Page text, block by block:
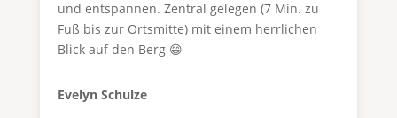
und entspannen. Zentral gelegen (7 Min. zu
Fuß bis zur Ortsmitte) mit einem herrlichen
Blick auf den Berg 😄
Evelyn Schulze